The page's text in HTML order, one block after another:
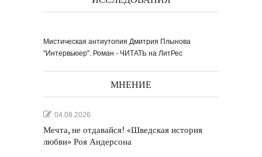
Мистическая антиутопия Дмитрия Плынова
"Интервьюер". Роман - ЧИТАТЬ на ЛитРес
МНЕНИЕ
04.08.2026
Мечта, не отдавайся! «Шведская история
любви» Роя Андерсона